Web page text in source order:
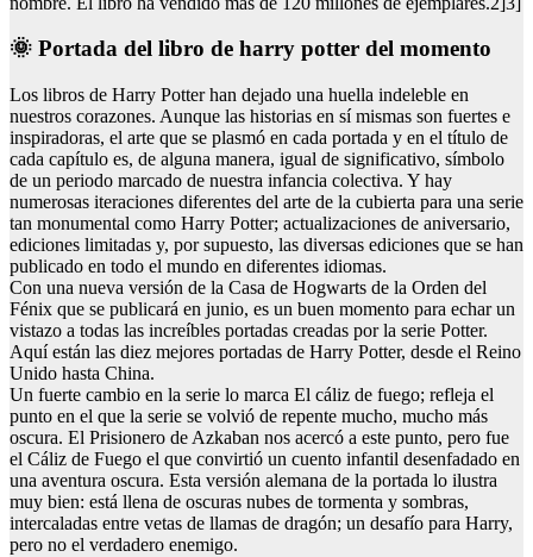
🌞 Portada del libro de harry potter del momento
Los libros de Harry Potter han dejado una huella indeleble en
nuestros corazones. Aunque las historias en sí mismas son fuertes e
inspiradoras, el arte que se plasmó en cada portada y en el título de
cada capítulo es, de alguna manera, igual de significativo, símbolo
de un periodo marcado de nuestra infancia colectiva. Y hay
numerosas iteraciones diferentes del arte de la cubierta para una serie
tan monumental como Harry Potter; actualizaciones de aniversario,
ediciones limitadas y, por supuesto, las diversas ediciones que se han
publicado en todo el mundo en diferentes idiomas.
Con una nueva versión de la Casa de Hogwarts de la Orden del
Fénix que se publicará en junio, es un buen momento para echar un
vistazo a todas las increíbles portadas creadas por la serie Potter.
Aquí están las diez mejores portadas de Harry Potter, desde el Reino
Unido hasta China.
Un fuerte cambio en la serie lo marca El cáliz de fuego; refleja el
punto en el que la serie se volvió de repente mucho, mucho más
oscura. El Prisionero de Azkaban nos acercó a este punto, pero fue
el Cáliz de Fuego el que convirtió un cuento infantil desenfadado en
una aventura oscura. Esta versión alemana de la portada lo ilustra
muy bien: está llena de oscuras nubes de tormenta y sombras,
intercaladas entre vetas de llamas de dragón; un desafío para Harry,
pero no el verdadero enemigo.